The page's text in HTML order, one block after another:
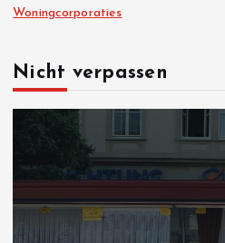
Woningcorporaties
Nicht verpassen